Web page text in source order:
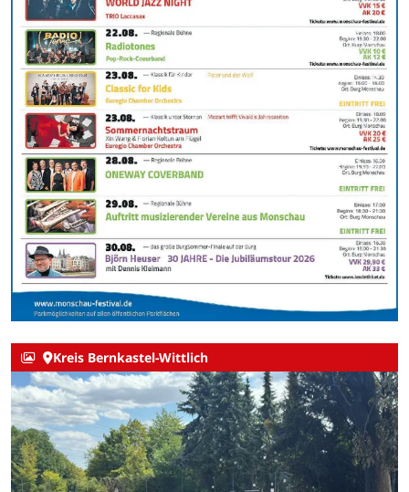
Kreis Bernkastel-Wittlich